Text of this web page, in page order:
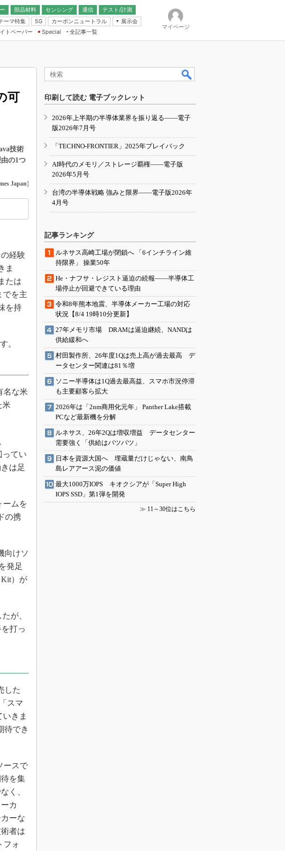
部品材料 センシング
通信
テスト/計測
ーマ特集
5G カーボンニュートラル
展示会
IoT・エッジコンピューティング
EXPO
TECHNO-FRONTIER
人とくるま展
トペーパー
Special
全記事一覧
マイページ
可
技術
の1つ
Japan]
経験
ま
たは
でを主
を持
。
名な米
米
ってい
は足
ームを
の携
向けソ
発足
Kit）が
が、
打っ
した
スマ
きま
待でき
ースで
を集
く、
カ
ーな
者は
フォ
印刷して読む 電子ブックレット
2026年上半期の半導体業界を振り返る――電子
版2026年7月号
「TECHNO-FRONTIER」2025年プレイバック
AI時代のメモリ／ストレージ覇権――電子版
2026年5月号
台湾の半導体戦略 強みと限界――電子版2026年
4月号
記事ランキング
ルネサス高崎工場が閉鎖へ 「6インチライン維
持限界」 操業50年
He・ナフサ・レジスト逼迫の続報――半導体工
場停止が回避できている理由
令和8年熊本地震、半導体メーカー工場の対応
状況【8/4 19時10分更新】
27年メモリ市場 DRAMは逼迫継続、NANDは
供給緩和へ
村田製作所、26年度1Qは売上高が過去最高 デ
ータセンター関連は81％増
ソニー半導体は1Q過去最高益、スマホ市況停滞
も主要顧客ら拡大
2026年は「2nm商用化元年」 Panther Lake搭載
PCなど最新機を分解
ルネサス、26年2Qは増収増益 データセンター
需要強く「供給はパツパツ」
日本を資源大国へ 埋蔵量だけじゃない、南鳥
島レアアース泥の価値
最大1000万IOPS キオクシアが「Super High
IOPS SSD」第1弾を開発
≫ 11～30位はこちら